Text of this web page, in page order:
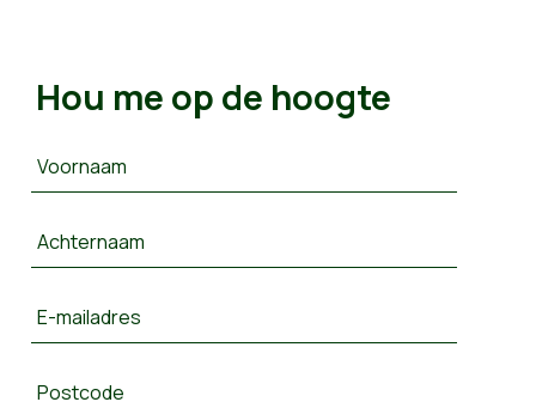
Hou me op de hoogte
Voornaam
Achternaam
E-mailadres
Postcode